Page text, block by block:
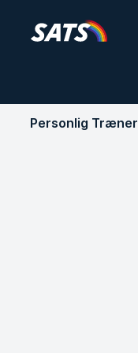
Personlig Træner